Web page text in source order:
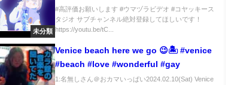
未分類
#高評価お願いします #ウマヅラビデオ #コヤッキース
タジオ サブチャンネル絶対登録してほしいです！
https://youtu.be/tC...
Venice beach here we go 😉🏝️ #venice
#beach #love #wonderful #gay
1:名無しさん＠おカマいっぱい2024.02.10(Sat) Venice